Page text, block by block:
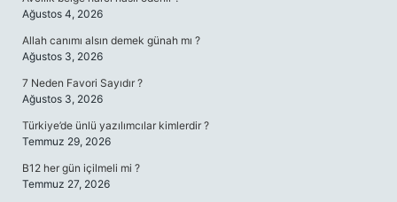
Ağustos 4, 2026
Allah canımı alsın demek günah mı ?
Ağustos 3, 2026
7 Neden Favori Sayıdır ?
Ağustos 3, 2026
Türkiye’de ünlü yazılımcılar kimlerdir ?
Temmuz 29, 2026
B12 her gün içilmeli mi ?
Temmuz 27, 2026